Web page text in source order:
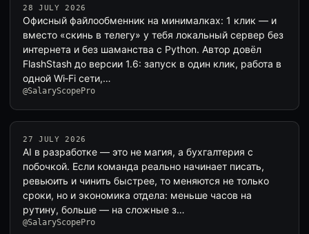
28 JULY 2026
Офисный файлообменник на минималках: 1 клик — и
вместо «скинь в телегу» у тебя локальный сервер без
интернета и без шаманства с Python. Автор довёл
FlashStash до версии 1.6: запуск в один клик, работа в
одной Wi‑Fi сети,…
@SalaryScopePro
27 JULY 2026
AI в разработке — это не магия, а бухгалтерия с
побочкой. Если команда реально начинает писать,
ревьюить и чинить быстрее, то меняются не только
сроки, но и экономика отдела: меньше часов на
рутину, больше — на сложные з…
@SalaryScopePro